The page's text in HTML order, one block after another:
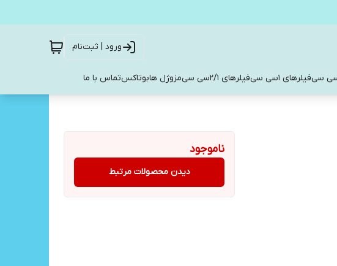
ورود | ثبت‌نام
فیلرهای 1سی سی فیلرهای 2/1سی سی مزوژل هابوتاکستماس با ما
ناموجود
دیدن محصولات مرتبط